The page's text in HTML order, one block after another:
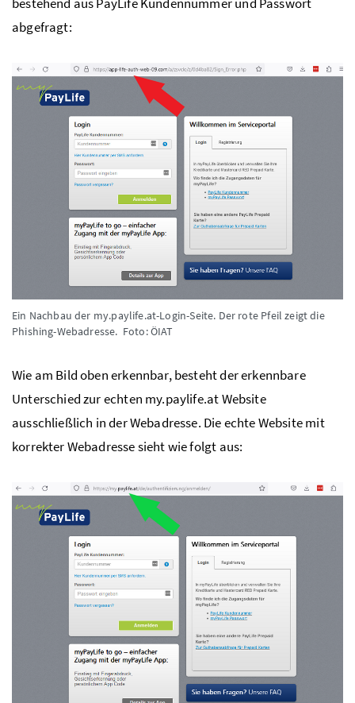
abgefragt:
Ein Nachbau der my.paylife.at-Login-Seite. Der rote Pfeil zeigt die
Phishing-Webadresse. Foto: ÖIAT
Wie am Bild oben erkennbar, besteht der erkennbare
Unterschied zur echten my.paylife.at Website
ausschließlich in der Webadresse. Die echte Website mit
korrekter Webadresse sieht wie folgt aus: